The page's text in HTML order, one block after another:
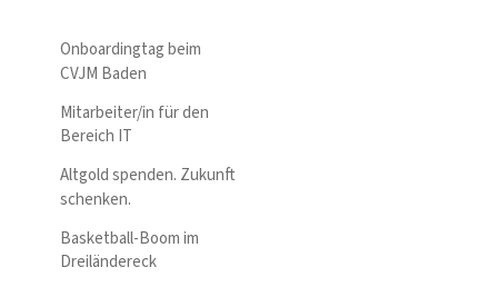
Onboardingtag beim
CVJM Baden
Mitarbeiter/in für den
Bereich IT
Altgold spenden. Zukunft
schenken.
Basketball-Boom im
Dreiländereck